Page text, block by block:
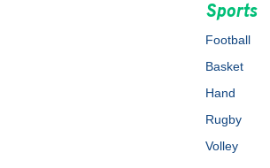
Sports
Football
Basket
Hand
Rugby
Volley